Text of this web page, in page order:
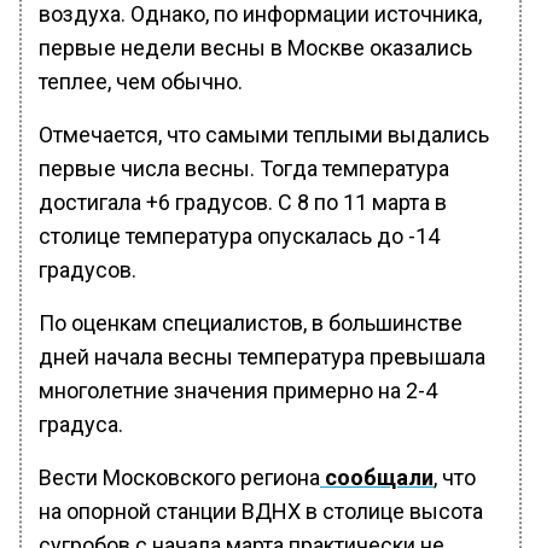
воздуха. Однако, по информации источника,
первые недели весны в Москве оказались
теплее, чем обычно.
Отмечается, что самыми теплыми выдались
первые числа весны. Тогда температура
достигала +6 градусов. С 8 по 11 марта в
столице температура опускалась до -14
градусов.
По оценкам специалистов, в большинстве
дней начала весны температура превышала
многолетние значения примерно на 2-4
градуса.
Вести Московского региона сообщали, что
на опорной станции ВДНХ в столице высота